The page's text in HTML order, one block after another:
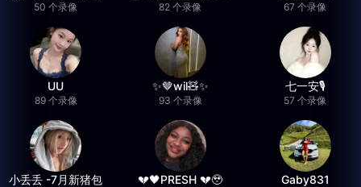
50 个录像 82 个录像 67 个录像
UU
89 个录像
✨🤎wil🧸✨
93 个录像
七一安🎙️
57 个录像
小丢丢 -7月新猪包 💔🖤PRESH 💔🥹 Gaby831